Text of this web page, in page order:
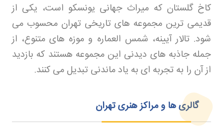
کاخ گلستان که میراث جهانی یونسکو است، یکی از
قدیمی ترین مجموعه های تاریخی تهران محسوب می
شود. تالار آیینه، شمس العماره و موزه های متنوع، از
جمله جاذبه های دیدنی این مجموعه هستند که بازدید
از آن را به تجربه ای به یاد ماندنی تبدیل می کنند.
گالری ها و مراکز هنری تهران